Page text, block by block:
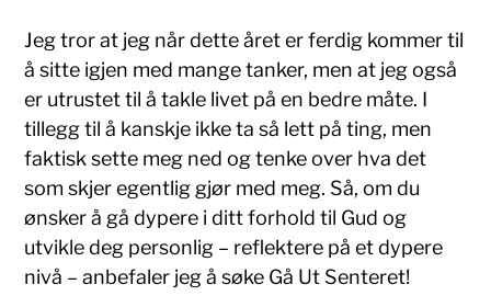
Jeg tror at jeg når dette året er ferdig kommer til
å sitte igjen med mange tanker, men at jeg også
er utrustet til å takle livet på en bedre måte. I
tillegg til å kanskje ikke ta så lett på ting, men
faktisk sette meg ned og tenke over hva det
som skjer egentlig gjør med meg. Så, om du
ønsker å gå dypere i ditt forhold til Gud og
utvikle deg personlig – reflektere på et dypere
nivå – anbefaler jeg å søke Gå Ut Senteret!